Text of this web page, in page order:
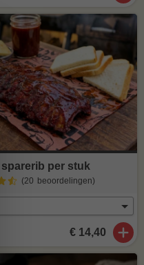
per stuk
(20 beoordelingen)
€ 14,40